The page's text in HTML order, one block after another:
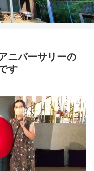
ニバーサリーの
す